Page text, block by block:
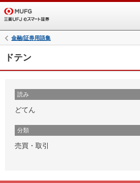
金融/証券用語集
ドテン
読み
どてん
分類
売買・取引